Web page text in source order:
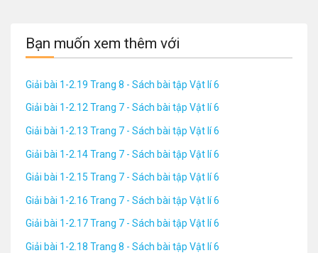
Bạn muốn xem thêm với
Giải bài 1-2.19 Trang 8 - Sách bài tập Vật lí 6
Giải bài 1-2.12 Trang 7 - Sách bài tập Vật lí 6
Giải bài 1-2.13 Trang 7 - Sách bài tập Vật lí 6
Giải bài 1-2.14 Trang 7 - Sách bài tập Vật lí 6
Giải bài 1-2.15 Trang 7 - Sách bài tập Vật lí 6
Giải bài 1-2.16 Trang 7 - Sách bài tập Vật lí 6
Giải bài 1-2.17 Trang 7 - Sách bài tập Vật lí 6
Giải bài 1-2.18 Trang 8 - Sách bài tập Vật lí 6